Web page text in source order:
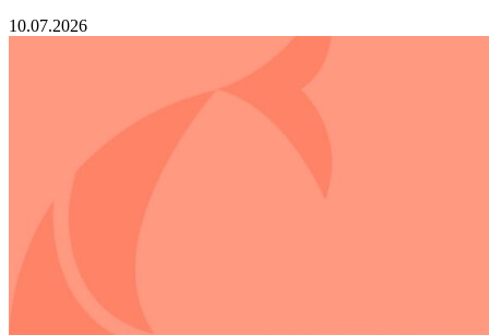
10.07.2026